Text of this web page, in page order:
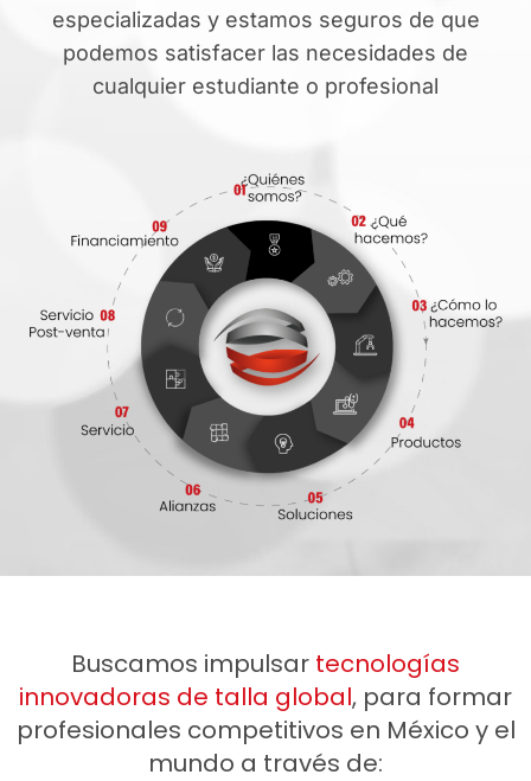
especializadas y estamos seguros de que
podemos satisfacer las necesidades de
cualquier estudiante o profesional
Buscamos impulsar tecnologías
innovadoras de talla global, para formar
profesionales competitivos en México y el
mundo a través de: